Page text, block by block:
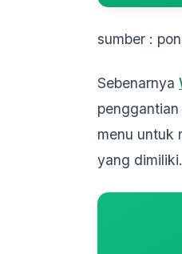
sumber :
Sebenarnya
menu untuk
yang dimiliki.